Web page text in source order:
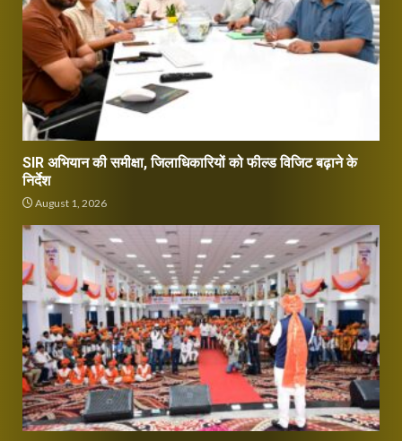
SIR अभियान की समीक्षा, जिलाधिकारियों को फील्ड विजिट बढ़ाने के
निर्देश
August 1, 2026